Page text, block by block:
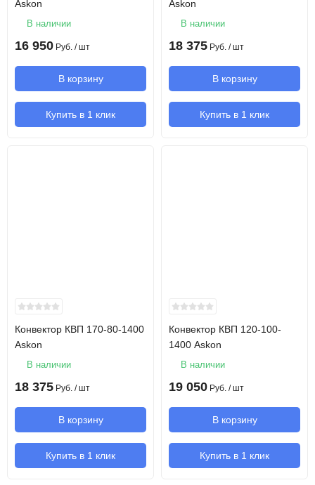
Askon
В наличии
16 950 Руб. / шт
В корзину
Купить в 1 клик
Askon
В наличии
18 375 Руб. / шт
В корзину
Купить в 1 клик
Конвектор КВП 170-80-1400
Askon
В наличии
18 375 Руб. / шт
В корзину
Купить в 1 клик
Конвектор КВП 120-100-
1400 Askon
В наличии
19 050 Руб. / шт
В корзину
Купить в 1 клик